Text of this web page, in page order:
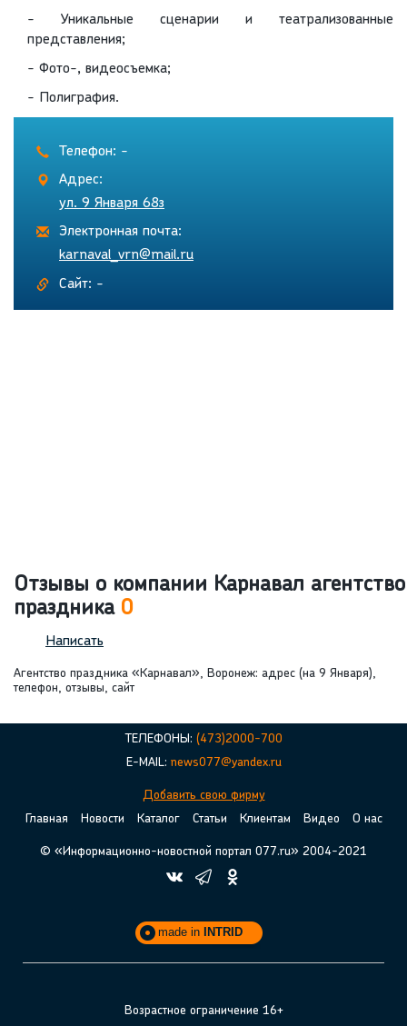
- Уникальные сценарии и театрализованные
представления;
- Фото-, видеосъемка;
- Полиграфия.
Телефон: -
Адрес:
ул. 9 Января 68з
Электронная почта:
karnaval_vrn@mail.ru
Сайт: -
Отзывы о компании Карнавал агентство
праздника 0
Написать
Агентство праздника «Карнавал», Воронеж: адрес (на 9 Января),
телефон, отзывы, сайт
ТЕЛЕФОНЫ: (473)2000-700
E-MAIL: news077@yandex.ru
Добавить свою фирму
Главная
Новости Каталог Статьи Клиентам Видео О нас
© «Информационно-новостной портал 077.ru» 2004-2021
made in INTRID
Возрастное ограничение 16+